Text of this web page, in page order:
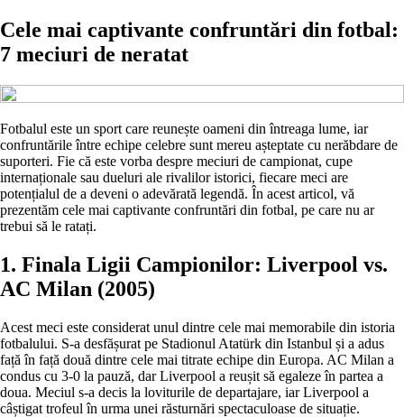
Cele mai captivante confruntări din fotbal:
7 meciuri de neratat
Fotbalul este un sport care reunește oameni din întreaga lume, iar
confruntările între echipe celebre sunt mereu așteptate cu nerăbdare de
suporteri. Fie că este vorba despre meciuri de campionat, cupe
internaționale sau dueluri ale rivalilor istorici, fiecare meci are
potențialul de a deveni o adevărată legendă. În acest articol, vă
prezentăm cele mai captivante confruntări din fotbal, pe care nu ar
trebui să le ratați.
1. Finala Ligii Campionilor: Liverpool vs.
AC Milan (2005)
Acest meci este considerat unul dintre cele mai memorabile din istoria
fotbalului. S-a desfășurat pe Stadionul Atatürk din Istanbul și a adus
față în față două dintre cele mai titrate echipe din Europa. AC Milan a
condus cu 3-0 la pauză, dar Liverpool a reușit să egaleze în partea a
doua. Meciul s-a decis la loviturile de departajare, iar Liverpool a
câștigat trofeul în urma unei răsturnări spectaculoase de situație.